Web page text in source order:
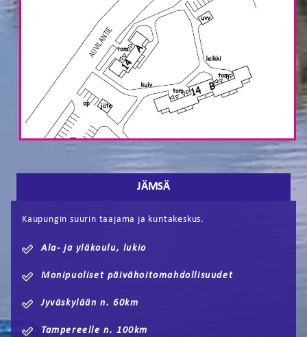
JÄMSÄ
Kaupungin suurin taajama ja kuntakeskus.
Ala- ja yläkoulu, lukio
Monipuoliset päivähoitomahdollisuudet
Jyväskylään n. 60km
Tampereelle n. 100km